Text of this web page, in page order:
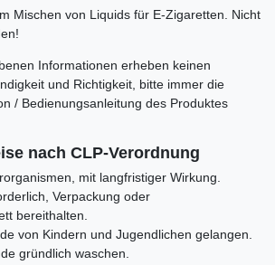
Mischen von Liquids für E-Zigaretten. Nicht
Informationen erheben keinen
und Richtigkeit, bitte immer die
/ Bedienungsanleitung des Produktes
nach CLP-Verordnung
mit langfristiger Wirkung.
Verpackung oder
bereithalten.
von Kindern und Jugendlichen gelangen.
gründlich waschen.